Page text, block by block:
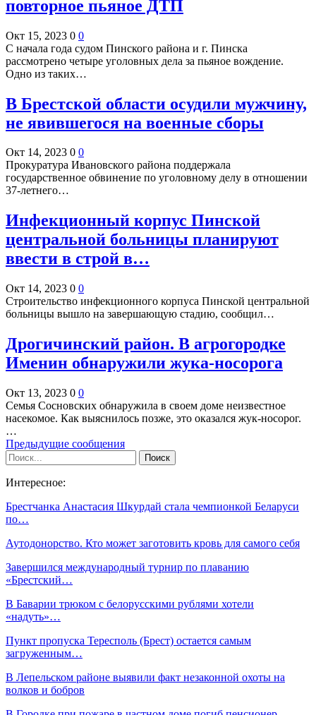
повторное пьяное ДТП
Окт 15, 2023 0 0
С начала года судом Пинского района и г. Пинска
рассмотрено четыре уголовных дела за пьяное вождение.
Одно из таких…
В Брестской области осудили мужчину,
не явившегося на военные сборы
Окт 14, 2023 0 0
Прокуратура Ивановского района поддержала
государственное обвинение по уголовному делу в отношении
37-летнего…
Инфекционный корпус Пинской
центральной больницы планируют
ввести в строй в…
Окт 14, 2023 0 0
Строительство инфекционного корпуса Пинской центральной
больницы вышло на завершающую стадию, сообщил…
Дрогичинский район. В агрогородке
Именин обнаружили жука-носорога
Окт 13, 2023 0 0
Семья Сосновских обнаружила в своем доме неизвестное
насекомое. Как выяснилось позже, это оказался жук-носорог.
…
Предыдущие сообщения
Интересное:
Брестчанка Анастасия Шкурдай стала чемпионкой Беларуси
по…
Аутодонорство. Кто может заготовить кровь для самого себя
Завершился международный турнир по плаванию
«Брестский…
В Баварии трюком с белорусскими рублями хотели
«надуть»…
Пункт пропуска Тересполь (Брест) остается самым
загруженным…
В Лепельском районе выявили факт незаконной охоты на
волков и бобров